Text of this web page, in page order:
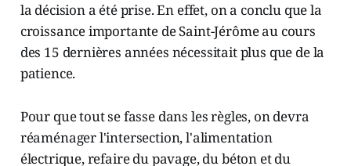
la décision a été prise. En effet, on a conclu que la
croissance importante de Saint-Jérôme au cours
des 15 dernières années nécessitait plus que de la
patience.
Pour que tout se fasse dans les règles, on devra
réaménager l'intersection, l'alimentation
électrique, refaire du pavage, du béton et du